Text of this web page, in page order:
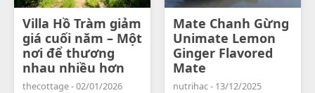
Villa Hồ Tràm giảm
giá cuối năm – Một
nơi để thương
nhau nhiều hơn
thecottage - 02/01/2026
Mate Chanh Gừng
Unimate Lemon
Ginger Flavored
Mate
nutrihac - 13/12/2025